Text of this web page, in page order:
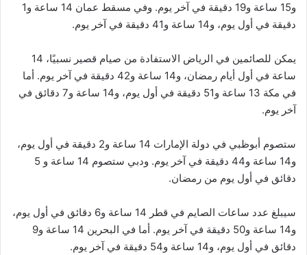
و15 ساعة و19 دقيقة في آخر يوم. وفي مسقط عمان 14 ساعة و1
دقيقة في أول يوم، و14 ساعة و41 دقيقة في آخر يوم.
يمكن للصائمين في الرياض الاستفادة من صيام قصير نسبيًا، 14
ساعة في أول أيام رمضان، و14 ساعة و42 دقيقة في آخر يوم. أما
في مكة 13 ساعة و51 دقيقة في أول يوم، و14 ساعة و7 دقائق في
آخر يوم.
ستصوم أبوظبي في دولة الإمارات 14 ساعة و2 دقيقة في أول يوم،
و14 ساعة و44 دقيقة في آخر يوم. ودبي ستصوم 14 ساعة و 5
دقائق في أول يوم من رمضان.
سيبلغ عدد ساعات الصايم في قطر 14 ساعة و6 دقائق في أول يوم،
و14 ساعة و50 دقيقة في آخر يوم. أما في البحرين 14 ساعة و9
دقائق في أول يوم، و14 ساعة و54 دقيقة في آخر يوم.